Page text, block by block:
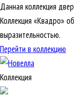
Данная коллекция
Коллекция «Квадро»
выразительностью.
Перейти в коллекцию
Коллекция